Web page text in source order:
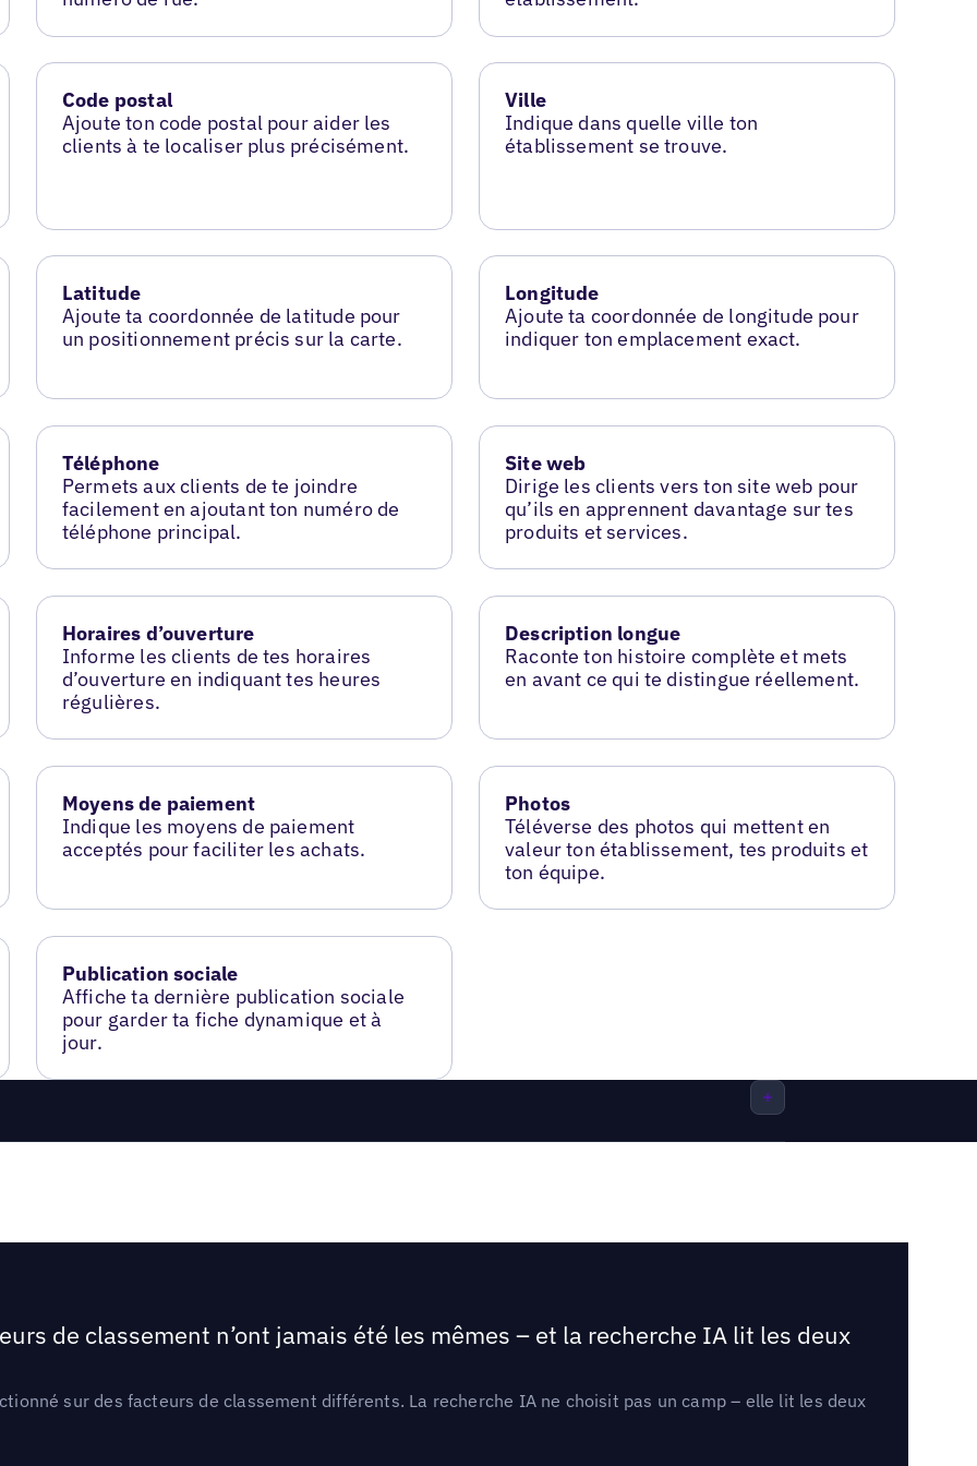
Code postal
Ajoute ton code postal pour aider les
clients à te localiser plus précisément.
Ville
Indique dans quelle ville ton
établissement se trouve.
Latitude
Ajoute ta coordonnée de latitude pour
un positionnement précis sur la carte.
Longitude
Ajoute ta coordonnée de longitude pour
indiquer ton emplacement exact.
Téléphone
Permets aux clients de te joindre
facilement en ajoutant ton numéro de
téléphone principal.
Site web
Dirige les clients vers ton site web pour
qu’ils en apprennent davantage sur tes
produits et services.
Horaires d’ouverture
Informe les clients de tes horaires
d’ouverture en indiquant tes heures
régulières.
Description longue
Raconte ton histoire complète et mets
en avant ce qui te distingue réellement.
Moyens de paiement
Indique les moyens de paiement
acceptés pour faciliter les achats.
Photos
Téléverse des photos qui mettent en
valeur ton établissement, tes produits et
ton équipe.
Publication sociale
Affiche ta dernière publication sociale
pour garder ta fiche dynamique et à
jour.
de classement n’ont jamais été les mêmes – et la recherche IA lit les deux
sur des facteurs de classement différents. La recherche IA ne choisit pas un camp – elle lit les deux